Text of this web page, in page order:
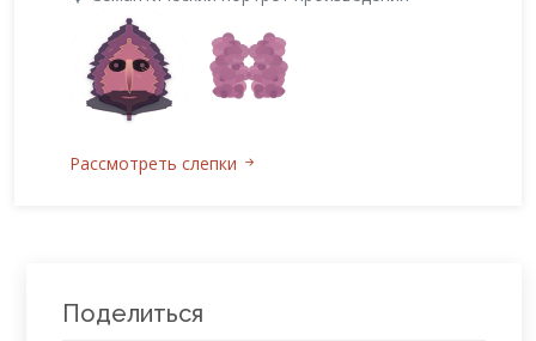
Рассмотреть слепки
Поделиться